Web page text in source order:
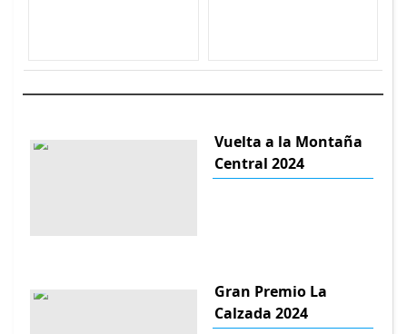
Vuelta a la Montaña
Central 2024
Gran Premio La
Calzada 2024